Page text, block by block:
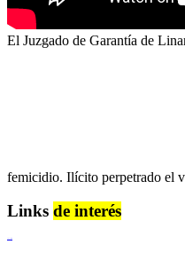
El Juzgado de Garantía de
femicidio. Ilícito perpetrado el
Links de interés